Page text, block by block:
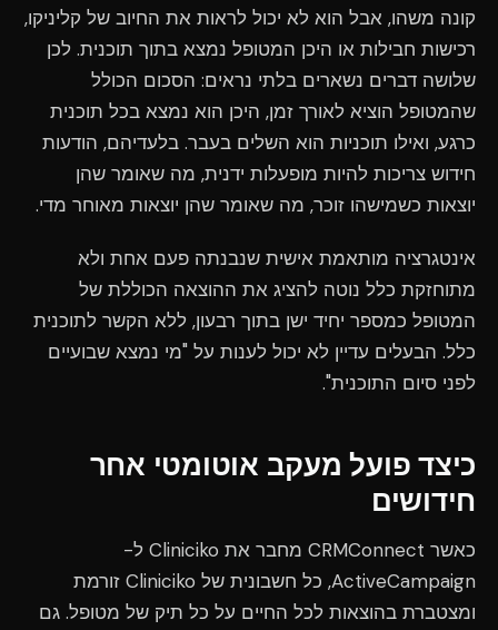
קונה משהו, אבל הוא לא יכול לראות את החיוב של קליניקו,
רכישות חבילות או היכן המטופל נמצא בתוך תוכנית. לכן
שלושה דברים נשארים בלתי נראים: הסכום הכולל
שהמטופל הוציא לאורך זמן, היכן הוא נמצא בכל תוכנית
כרגע, ואילו תוכניות הוא השלים בעבר. בלעדיהם, הודעות
חידוש צריכות להיות מופעלות ידנית, מה שאומר שהן
יוצאות כשמישהו זוכר, מה שאומר שהן יוצאות מאוחר מדי.
אינטגרציה מותאמת אישית שנבנתה פעם אחת ולא
מתוחזקת כלל נוטה להציג את ההוצאה הכוללת של
המטופל כמספר יחיד ישן בתוך רבעון, ללא הקשר לתוכנית
כלל. הבעלים עדיין לא יכול לענות על "מי נמצא שבועיים
לפני סיום התוכנית".
כיצד פועל מעקב אוטומטי אחר
חידושים
כאשר CRMConnect מחבר את Cliniciko ל-
ActiveCampaign, כל חשבונית של Cliniciko זורמת
ומצטברת בהוצאות לכל החיים על כל תיק של מטופל. גם